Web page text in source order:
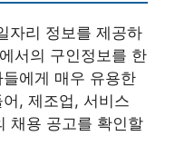
자리 정보를 제공하
서의 구인정보를 한
에게 매우 유용한
, 제조업, 서비스
채용 공고를 확인할